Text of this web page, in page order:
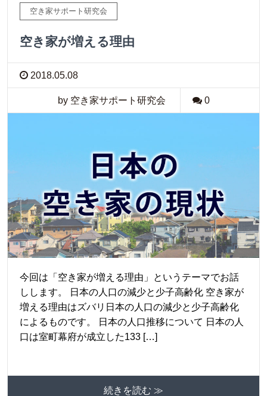
空き家サポート研究会
空き家が増える理由
2018.05.08
by 空き家サポート研究会 0
今回は「空き家が増える理由」というテーマでお話
しします。 日本の人口の減少と少子高齢化 空き家が
増える理由はズバリ日本の人口の減少と少子高齢化
によるものです。 日本の人口推移について 日本の人
口は室町幕府が成立した133 […]
続きを読む ≫